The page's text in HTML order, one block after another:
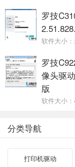
罗技
软件大小
罗技
像头驱
版
软件大小
分类导航
打印机驱动